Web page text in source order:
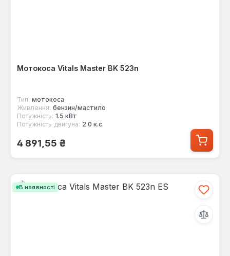
Мотокоса Vitals Master BK 523n
Тип: мотокоса
Живлення: бензин/мастило
Потужність: 1.5 кВт
Потужність двигуна: 2.0 к.с
Звичайна ціна:
4 891,55 ₴
В наявності